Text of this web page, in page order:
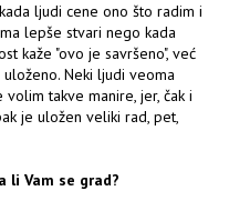
ljudi cene ono što radim i
lepše stvari nego kada
kaže "ovo je savršeno", već
Neki ljudi veoma
takve manire, jer, čak i
je uložen veliki rad, pet,
li Vam se grad?